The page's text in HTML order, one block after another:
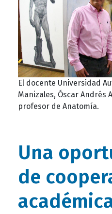
El docente Universidad
Manizales, Óscar Andrés
profesor de Anatomía.
Una
de